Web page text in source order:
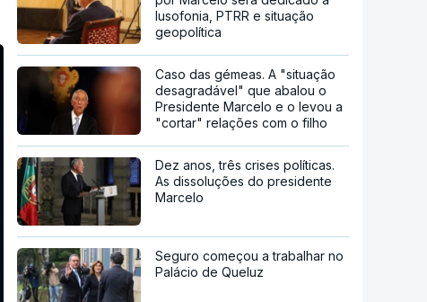
lusofonia, PTRR e situação
geopolítica
Caso das gémeas. A "situação
desagradável" que abalou o
Presidente Marcelo e o levou a
"cortar" relações com o filho
Dez anos, três crises políticas.
As dissoluções do presidente
Marcelo
Seguro começou a trabalhar no
Palácio de Queluz